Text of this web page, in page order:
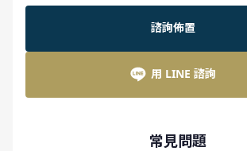
諮詢佈置
用 LINE 諮詢
常見問題